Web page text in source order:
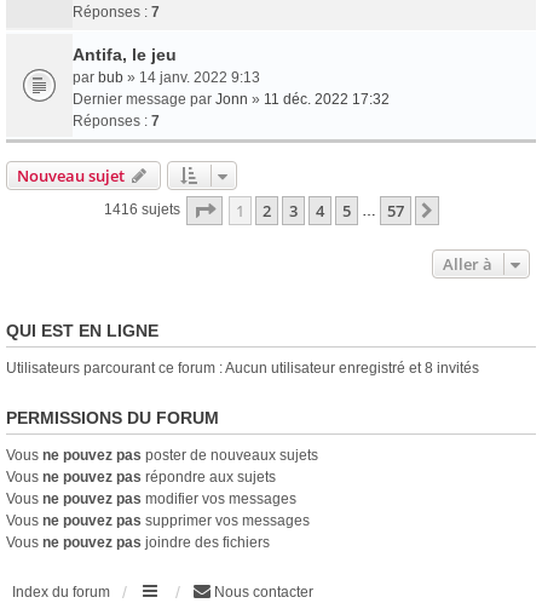
Réponses : 7
Antifa, le jeu
par bub » 14 janv. 2022 9:13
Dernier message par Jonn » 11 déc. 2022 17:32
Réponses : 7
Nouveau sujet
1416 sujets Page 1sur57
1 2 3 4 5 … 57
Aller à
QUI EST EN LIGNE
Utilisateurs parcourant ce forum : Aucun utilisateur enregistré et 8 invités
PERMISSIONS DU FORUM
Vous ne pouvez pas poster de nouveaux sujets
Vous ne pouvez pas répondre aux sujets
Vous ne pouvez pas modifier vos messages
Vous ne pouvez pas supprimer vos messages
Vous ne pouvez pas joindre des fichiers
Index du forum Nous contacter